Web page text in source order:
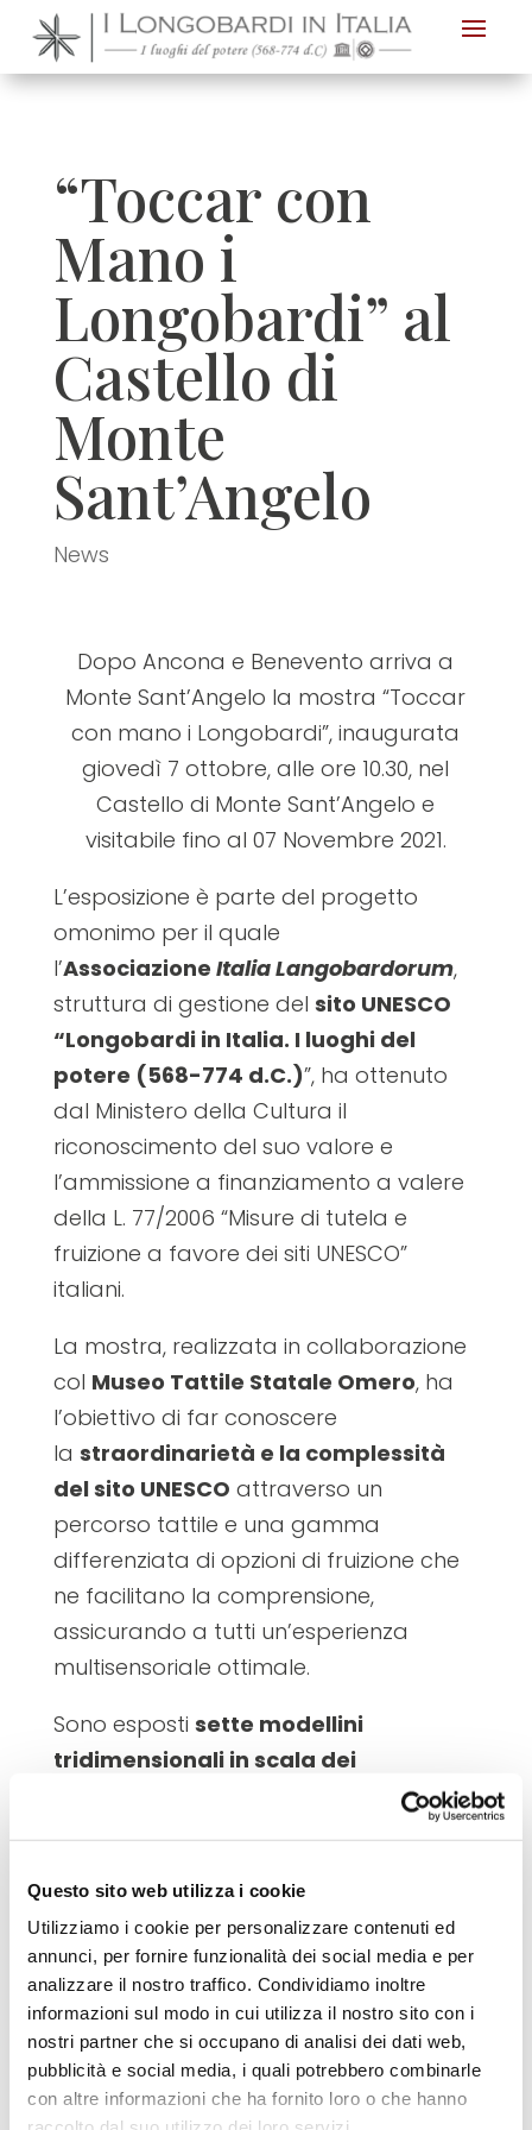
Questo sito web utilizza i cookie
Utilizziamo i cookie per personalizzare contenuti ed
annunci, per fornire funzionalità dei social media e per
analizzare il nostro traffico. Condividiamo inoltre
informazioni sul modo in cui utilizza il nostro sito con i
nostri partner che si occupano di analisi dei dati web,
pubblicità e social media, i quali potrebbero combinarle
con altre informazioni che ha fornito loro o che hanno
Nota:
questo
sito
sistema
accessibilità.
“Toccar con
Mano i
Longobardi” al
Castello di
Monte
Sant’Angelo
News
Dopo Ancona e Benevento arriva a
Monte Sant’Angelo la mostra “Toccar
con mano i Longobardi”, inaugurata
giovedì 7 ottobre, alle ore 10.30, nel
Castello di Monte Sant’Angelo e
visitabile fino al 07 Novembre 2021.
L’esposizione è parte del progetto
omonimo per il quale
l’Associazione Italia Langobardorum,
struttura di gestione del sito UNESCO
“Longobardi in Italia. I luoghi del
potere (568-774 d.C.)”, ha ottenuto
dal Ministero della Cultura il
riconoscimento del suo valore e
l’ammissione a finanziamento a valere
della L. 77/2006 “Misure di tutela e
fruizione a favore dei siti UNESCO”
italiani.
La mostra, realizzata in collaborazione
col Museo Tattile Statale Omero, ha
l’obiettivo di far conoscere
la straordinarietà e la complessità
del sito UNESCO attraverso un
percorso tattile e una gamma
differenziata di opzioni di fruizione che
ne facilitano la comprensione,
assicurando a tutti un’esperienza
multisensoriale ottimale.
Sono esposti sette modellini
tridimensionali in scala dei
rappresentano maggiormente il sito
modellinirelativi alle aree in cui sono
situati i monumenti, per
permettere
l’esplorazione tattile dei
loro contesti di provenienza.
A rendere il percorso ancor più
accessibile saranno le audio descrizioni